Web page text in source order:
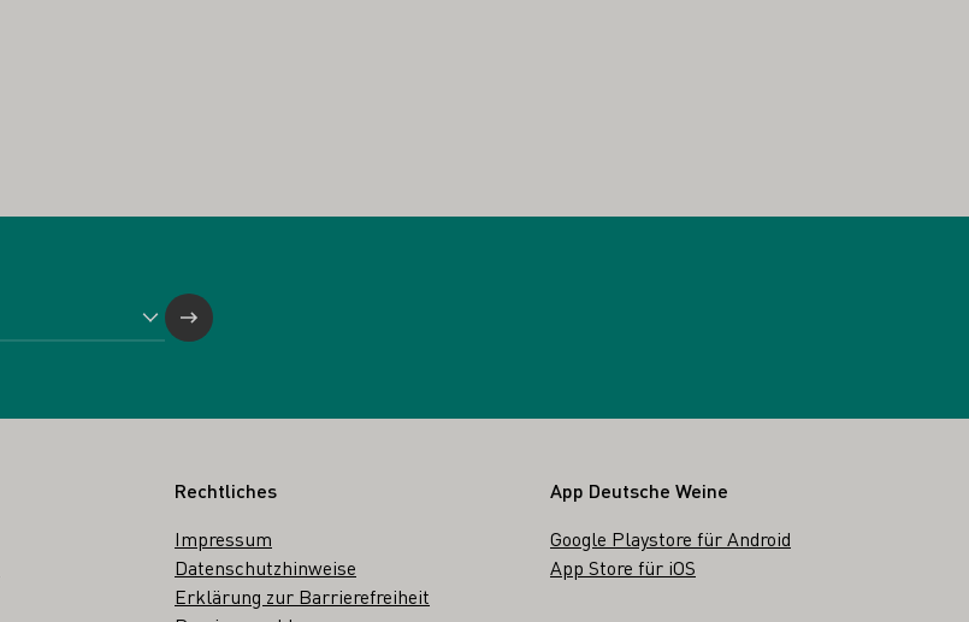
Rechtliches
Impressum
Datenschutzhinweise
Erklärung zur Barrierefreiheit
App Deutsche Weine
Google Playstore für Android
App Store für iOS